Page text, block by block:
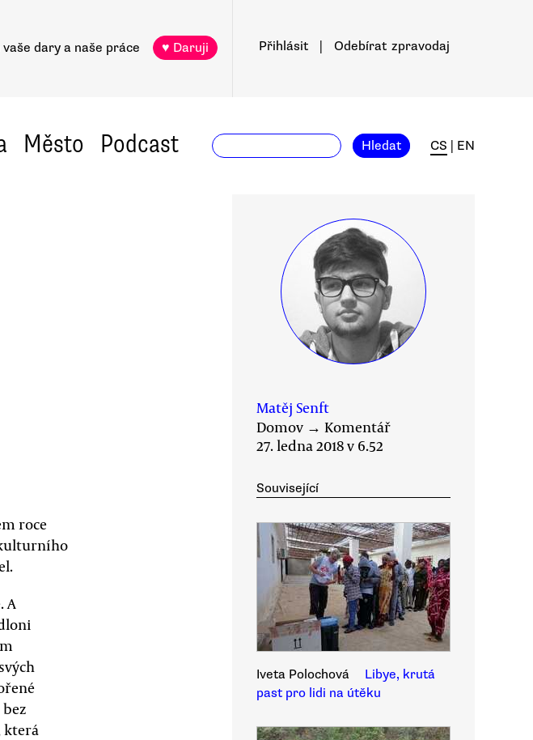
dary a naše práce ♥ Daruji Přihlásit Odebírat zpravodaj
Město Podcast Hledat CS EN
roce
A
která
Matěj Senft
Domov → Komentář
27. ledna 2018 v 6.52
Související
Iveta Polochová
Libye, krutá
past pro lidi na útěku